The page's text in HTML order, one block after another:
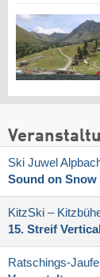
Ski Juwel
Sound on Snow
KitzSki –
15. Streif
Ratschings-